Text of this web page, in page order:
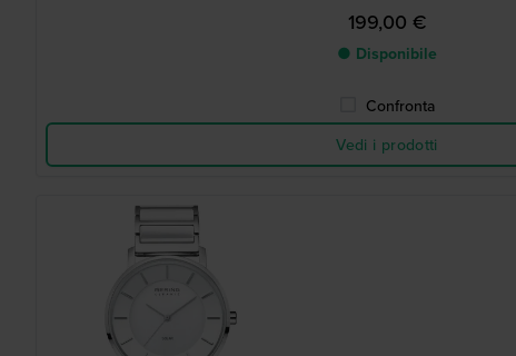
199,00 €
● Disponibile
Confronta
Vedi i prodotti